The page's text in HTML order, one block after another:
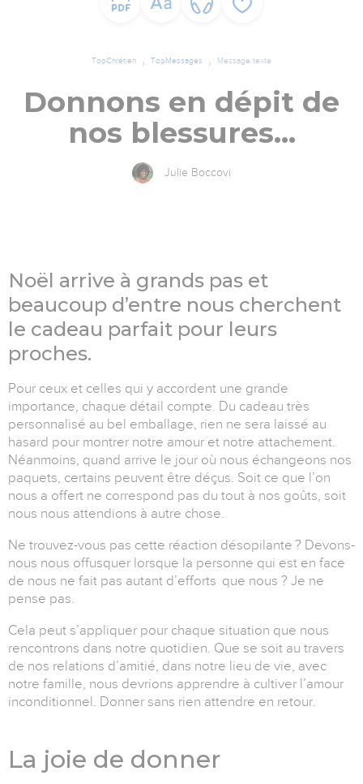
TopChrétien TopMessages Message texte
Donnons en dépit de
nos blessures…
Julie Boccovi
Noël arrive à grands pas et
beaucoup d’entre nous cherchent
le cadeau parfait pour leurs
proches.
Pour ceux et celles qui y accordent une grande
importance, chaque détail compte. Du cadeau très
personnalisé au bel emballage, rien ne sera laissé au
hasard pour montrer notre amour et notre attachement.
Néanmoins, quand arrive le jour où nous échangeons nos
paquets, certains peuvent être déçus. Soit ce que l’on
nous a offert ne correspond pas du tout à nos goûts, soit
nous nous attendions à autre chose.
Ne trouvez-vous pas cette réaction désopilante ? Devons-
nous nous offusquer lorsque la personne qui est en face
de nous ne fait pas autant d’efforts que nous ? Je ne
pense pas.
Cela peut s’appliquer pour chaque situation que nous
rencontrons dans notre quotidien. Que se soit au travers
de nos relations d’amitié, dans notre lieu de vie, avec
notre famille, nous devrions apprendre à cultiver l’amour
inconditionnel. Donner sans rien attendre en retour.
La joie de donner